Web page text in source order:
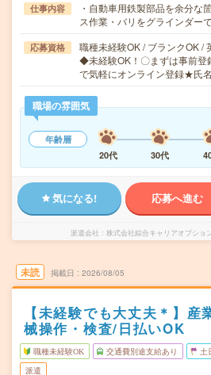
仕事内容
・自動車用鉄製部品を余分な
ス作業・バリをグラインダー
応募資格
職種未経験OK / ブランクOK /
◆未経験OK！〇まずは事前登
で気軽にオンライン登録★氏
職場の雰囲気
年齢層
20代
30代
気になる! 応募へ進む
派遣会社 株式会社綜合キャリアオプショ
未読 掲載日 2026/08/05
【未経験でも大丈夫＊】産
械操作・検査/日払いOK
職種未経験OK 交通費別途支給あり 土
派遣